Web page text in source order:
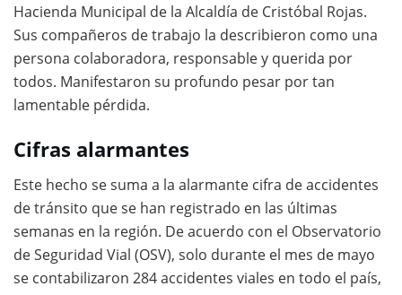
Hacienda Municipal de la Alcaldía de Cristóbal Rojas.
Sus compañeros de trabajo la describieron como una
persona colaboradora, responsable y querida por
todos. Manifestaron su profundo pesar por tan
lamentable pérdida.
Cifras alarmantes
Este hecho se suma a la alarmante cifra de accidentes
de tránsito que se han registrado en las últimas
semanas en la región. De acuerdo con el Observatorio
de Seguridad Vial (OSV), solo durante el mes de mayo
se contabilizaron 284 accidentes viales en todo el país,